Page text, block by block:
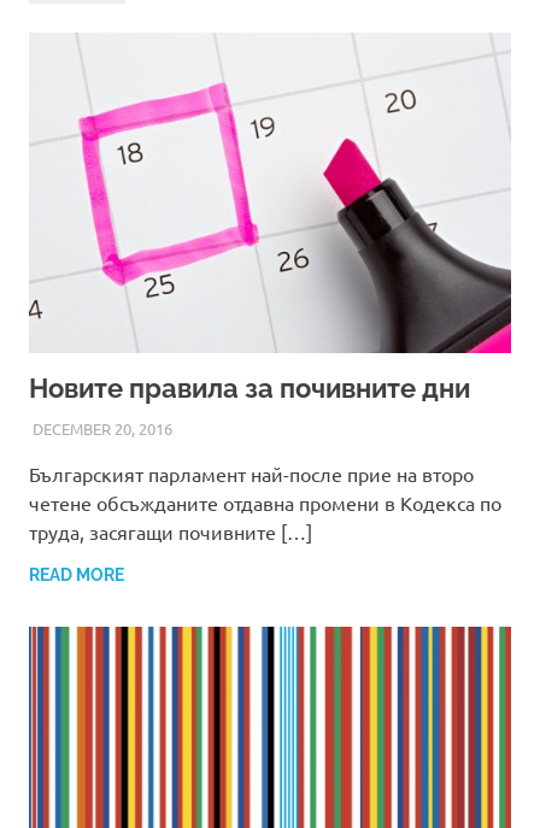
Новите правила за почивните дни
DECEMBER 20, 2016ADMIN
Българският парламент най-после прие на второ
четене обсъжданите отдавна промени в Кодекса по
труда, засягащи почивните […]
READ MORE